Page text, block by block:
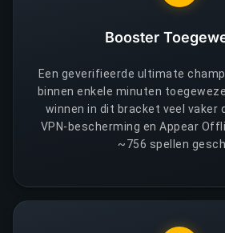
Booster
Een geverifieerde ultimate
binnen enkele minuten
winnen in dit bracket veel vaker
VPN-bescherming en Appear
~756 spellen